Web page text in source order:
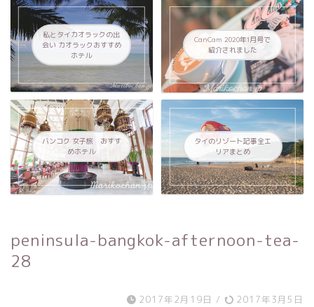
私とタイカオラックの出
会い カオラックおすすめ
ホテル
CanCam 2020年1月号で
紹介されました
バンコク 女子旅 おすす
めホテル
タイのリゾート記事全エ
リアまとめ
peninsula-bangkok-afternoon-tea-
28
2017年2月19日 / 2017年3月5日